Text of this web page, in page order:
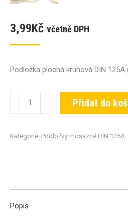
3,99Kč včetně DPH
Podložka plochá kruhová DIN 125A
Podložka
DIN
MS-
Přidat do
Kategorie: Podložky mosazné DIN 125A
Popis